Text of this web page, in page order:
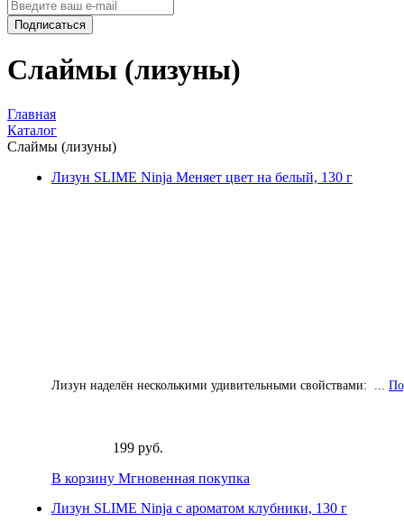
Подписаться
Слаймы (лизуны)
Главная
Каталог
Слаймы (лизуны)
Лизун SLIME Ninja Меняет цвет на белый, 130 г
Лизун наделён несколькими удивительными свойствами: ...
199 руб.
В корзину Мгновенная покупка
Лизун SLIME Ninja с ароматом клубники, 130 г